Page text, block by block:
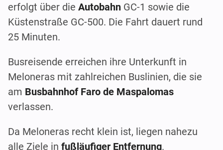
erfolgt über die Autobahn GC-1 sowie die
Küstenstraße GC-500. Die Fahrt dauert rund
25 Minuten.
Busreisende erreichen ihre Unterkunft in
Meloneras mit zahlreichen Buslinien, die sie
am Busbahnhof Faro de Maspalomas
verlassen.
Da Meloneras recht klein ist, liegen nahezu
alle Ziele in fußläufiger Entfernung.